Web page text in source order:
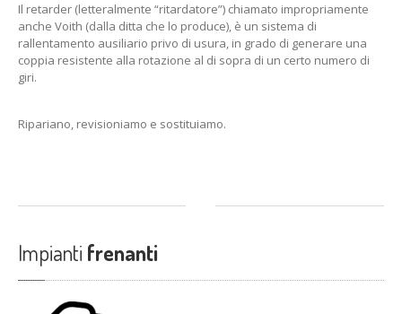
Il retarder (letteralmente “ritardatore”) chiamato impropriamente
anche Voith (dalla ditta che lo produce), è un sistema di
rallentamento ausiliario privo di usura, in grado di generare una
coppia resistente alla rotazione al di sopra di un certo numero di
giri.
Ripariano, revisioniamo e sostituiamo.
Impianti frenanti